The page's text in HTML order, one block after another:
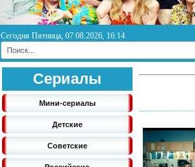
Сегодня Пятница, 07.08.2026, 16:14
Сериалы
Мини-сериалы
Детские
Советские